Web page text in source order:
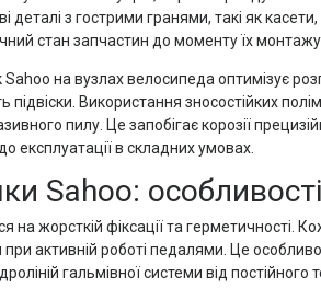
деталі з гострими гранями, такі як
стан запчастин до моменту їх монтажу.
на вузлах велосипеда оптимізує
підвіски. Використання зносостійких
пилу. Це запобігає корозії
експлуатації в складних умовах.
Sahoo:
на жорсткій фіксації та герметичності.
активній роботі педалями. Це
гальмівної системи від постійного